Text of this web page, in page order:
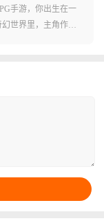
和局域网战斗等多
技术!
手游，你出生在一
世界里，主角作为